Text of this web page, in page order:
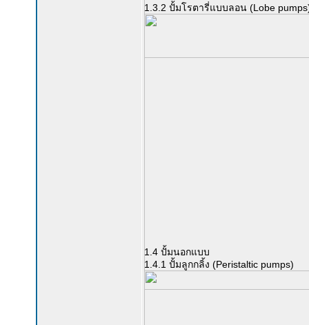
1.3.2 ปั้มโรตารี่แบบลอน (Lobe
1.4 ปั้มนอกแบบ
1.4.1 ปั้มลูกกลิ้ง (Peristaltic pumps)